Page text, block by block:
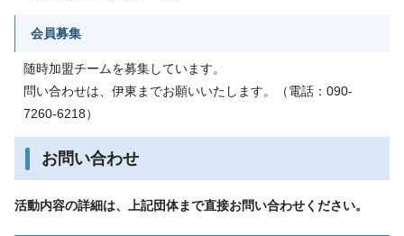
会員募集
随時加盟チームを募集しています。
問い合わせは、伊東までお願いいたします。（電話：090-
7260-6218）
お問い合わせ
活動内容の詳細は、上記団体まで直接お問い合わせください。